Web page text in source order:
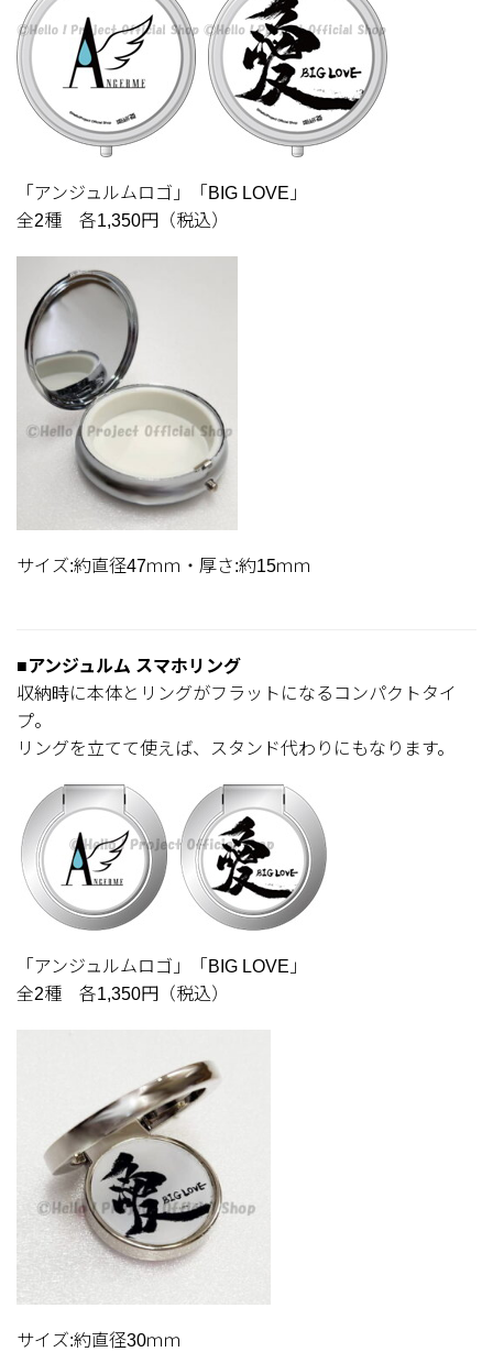
「アンジュルムロゴ」「BIG LOVE」
全2種 各1,350円（税込）
サイズ:約直径47ｍｍ・厚さ:約15ｍｍ
■アンジュルム スマホリング
収納時に本体とリングがフラットになるコンパクトタイ
プ。
リングを立てて使えば、スタンド代わりにもなります。
「アンジュルムロゴ」「BIG LOVE」
全2種 各1,350円（税込）
サイズ:約直径30ｍｍ